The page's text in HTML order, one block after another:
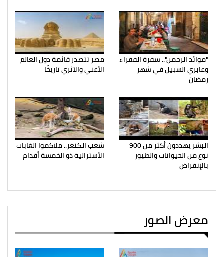
"موائد الرحمن".. سفرة الفقراء
وعابري السبيل في شهر
رمضان
مصر تتصدر قائمة دول العالم
الأغني والآثري تاريخًا
البشر يهددون أكثر من 900
نوع من الحيوانات والطيور
بالإنقراض
شعب الكنغر.. ملاكموا الغابات
الأسترالية ذو الخمسة أقدام
معرض الصور